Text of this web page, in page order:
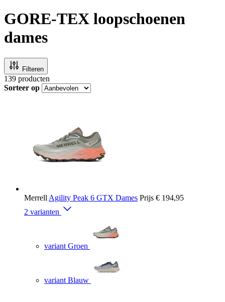
GORE-TEX loopschoenen
dames
Filteren
139 producten
Sorteer op
Merrell Agility Peak 6 GTX Dames Prijs € 194,95
2 varianten
variant Groen
variant Blauw